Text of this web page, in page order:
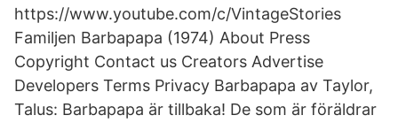
https://www.youtube.com/c/VintageStories
Familjen Barbapapa (1974) About Press
Copyright Contact us Creators Advertise
Developers Terms Privacy Barbapapa av Taylor,
Talus: Barbapapa är tillbaka! De som är föräldrar